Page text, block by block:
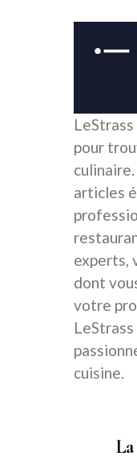
pour
articles
experts,
dont
votre
cuisine.